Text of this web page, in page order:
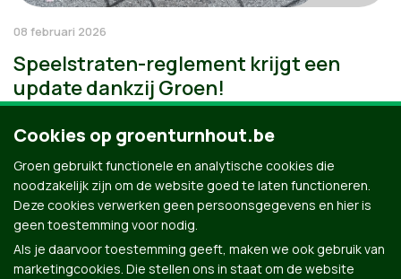
08 februari 2026
Speelstraten-reglement krijgt een
update dankzij Groen!
Cookies op groenturnhout.be
Groen gebruikt functionele en analytische cookies die
noodzakelijk zijn om de website goed te laten functioneren.
Deze cookies verwerken geen persoonsgegevens en hier is
geen toestemming voor nodig.
Als je daarvoor toestemming geeft, maken we ook gebruik van
marketingcookies. Die stellen ons in staat om de website